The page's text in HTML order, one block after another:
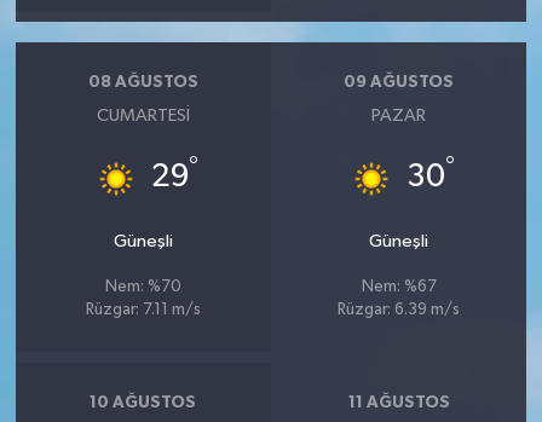
08 AĞUSTOS
CUMARTESI
29°
Güneşli
Nem: %70
Rüzgar: 7.11 m/s
09 AĞUSTOS
PAZAR
30°
Güneşli
Nem: %67
Rüzgar: 6.39 m/s
10 AĞUSTOS 11 AĞUSTOS
Sağlık
SİYASET
Spor
Ulusal